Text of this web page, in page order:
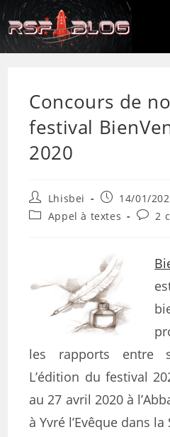
Concours de
festival
2020
Lhisbei
14/01/
Appel à textes
2
les rapports entre
L’édition du festival
au 27 avril 2020 à
à Yvré l’Evêque dans la